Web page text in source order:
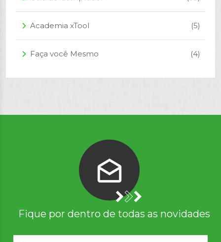
arrow_forward_ios Academia xTool (5)
arrow_forward_ios Faça você Mesmo (4)
Fique por dentro de todas as novidades